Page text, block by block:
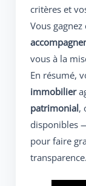
critères et
Vous
vous à la
En résumé,
immobilier
patrimonial,
disponibles
pour faire
transparence.